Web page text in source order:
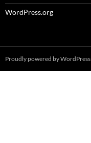
WordPress.org
Proudly powered by WordPress